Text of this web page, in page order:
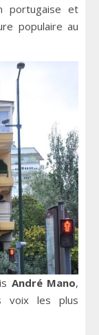
portugaise et
populaire au
André Mano,
voix les plus